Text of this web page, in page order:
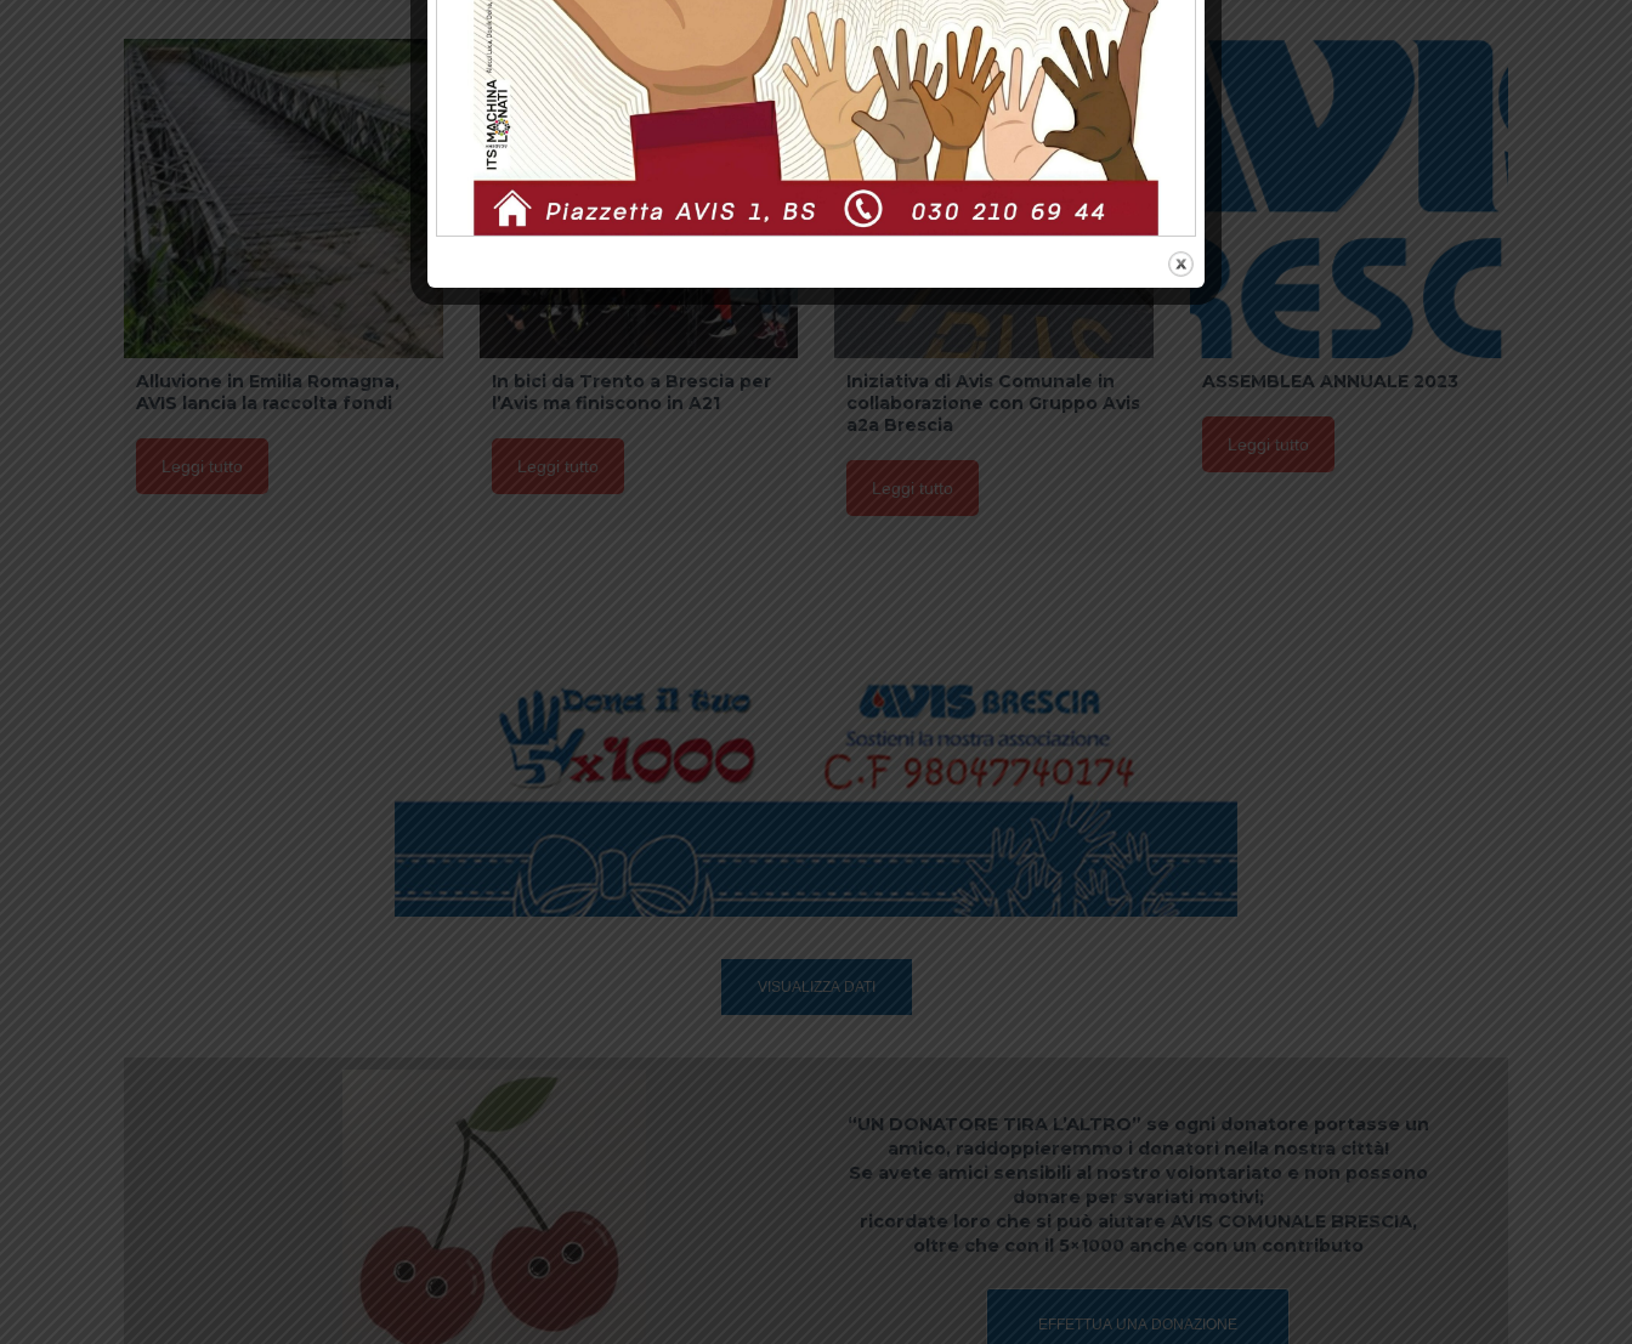
Alluvione in Emilia Romagna,
AVIS lancia la raccolta fondi
Leggi tutto
In bici da Trento a Brescia per
l’Avis ma finiscono in A21
Leggi tutto
Iniziativa di Avis Comunale in
collaborazione con Gruppo Avis
a2a Brescia
Leggi tutto
ASSEMBLEA ANNUALE 2023
Leggi tutto
VISUALIZZA DATI
“UN DONATORE TIRA L’ALTRO” se ogni donatore portasse un
amico, raddoppieremmo i donatori nella nostra città!
Se avete amici sensibili al nostro volontariato e non possono
donare per svariati motivi;
ricordate loro che si può aiutare AVIS COMUNALE BRESCIA,
oltre che con il 5×1000 anche con un contributo
EFFETTUA UNA DONAZIONE